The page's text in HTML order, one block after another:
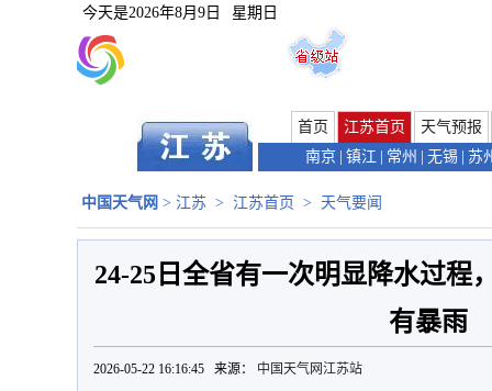
今天是2026年8月9日 星期日
首页 江苏首页
天气预报
南京 镇江 常州 无锡 苏
中国天气网 > 江苏 > 江苏首页 > 天气要闻
24-25日全省有一次明显降水过程
有暴雨
2026-05-22 16:16:45 来源： 中国天气网江苏站